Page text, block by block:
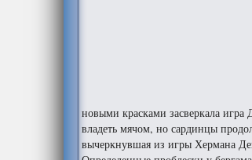
новыми красками засверкала
владеть мячом, но сардинцы
вычеркнувшая из игры Хермана